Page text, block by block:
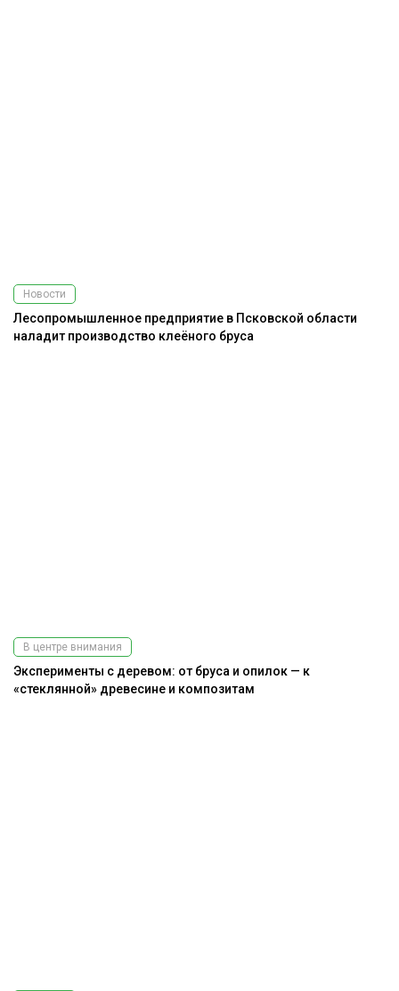
Новости
Лесопромышленное предприятие в Псковской области
наладит производство клеёного бруса
В центре внимания
Эксперименты с деревом: от бруса и опилок — к
«стеклянной» древесине и композитам